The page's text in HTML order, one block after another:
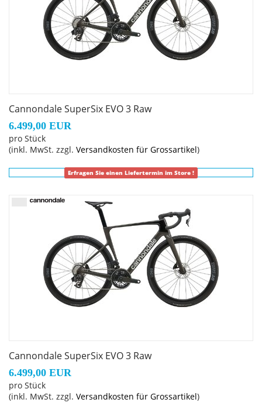
Cannondale SuperSix EVO 3 Raw
6.499,00 EUR
pro Stück
(inkl. MwSt. zzgl. Versandkosten für Grossartikel)
Erfragen Sie einen Liefertermin im Store !
Cannondale SuperSix EVO 3 Raw
6.499,00 EUR
pro Stück
(inkl. MwSt. zzgl. Versandkosten für Grossartikel)